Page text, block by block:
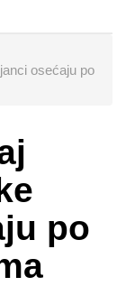
osećaju po
po